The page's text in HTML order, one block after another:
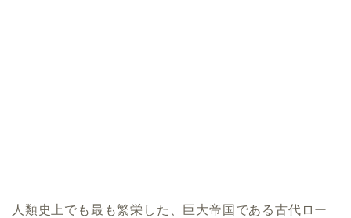
人類史上でも最も繁栄した、巨大帝国である古代ロー